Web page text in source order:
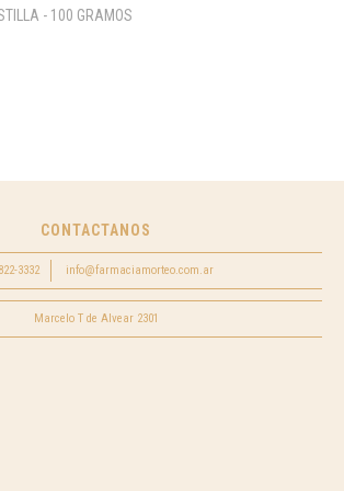
- 100 GRAMOS
CONTACTANOS
3332 info@farmaciamorteo.com.ar
Marcelo T de Alvear 2301